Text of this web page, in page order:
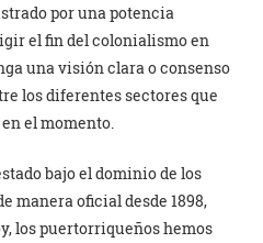
por una potencia
el fin del colonialismo en
una visión clara o consenso
los diferentes sectores que
el momento.
bajo el dominio de los
manera oficial desde 1898,
los puertorriqueños hemos